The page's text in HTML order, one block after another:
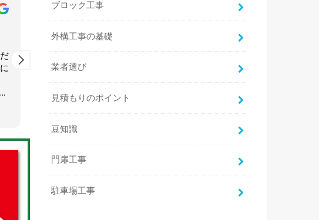
chan omami
2 か月 前
初めて石川さんに電話した時から色々と相談
にのって頂きました。何社か問い合わせまし
たが、人柄、対応もよく石川さんにお願いし
たいと思いました。
下見、見積もり、施工まで迅速にしていただ
いたおかげで土だけだった庭が綺麗になりま
した。子どもたちも楽しく遊んでいます。
暑い中2人で来ていただき素早く仕上げてい
ただき本当にありがとうございました。
これからもいろいろな外構工事をやっていき
たいと思いますのでその時もよろしくお願い
します。
続きを読む
駐車スペースのコ
の開閉に干渉する
だきました。
だき大変助かりま
時間に余裕があれ
で、とても安心感
大変綺麗で、時間
た。
また砂利のアプロ
でお願いしようと
続きを読む
ブロック工事
外構工事の基礎
業者選び
見積もりのポイント
豆知識
門扉工事
駐車場工事